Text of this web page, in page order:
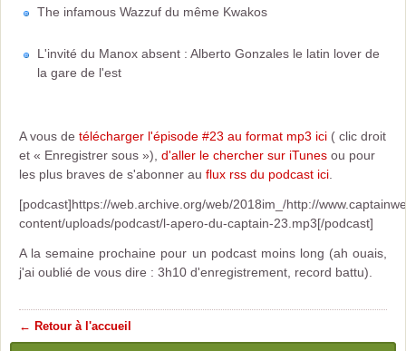
The infamous Wazzuf du même Kwakos
L'invité du Manox absent : Alberto Gonzales le latin lover de
la gare de l'est
A vous de télécharger l'épisode #23 au format mp3 ici ( clic droit
et « Enregistrer sous »), d'aller le chercher sur iTunes ou pour
les plus braves de s'abonner au flux rss du podcast ici
[podcast]https://web.archive.org/web/2018im_/http://
content/uploads/podcast/l-apero-du-captain-23.mp3[/podcast]
A la semaine prochaine pour un podcast moins long (ah ouais,
j'ai oublié de vous dire : 3h10 d'enregistrement, record battu).
← Retour à l'accueil